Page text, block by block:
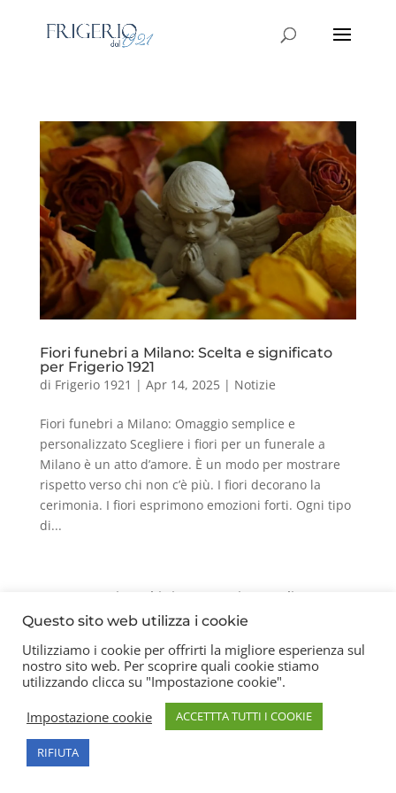
Fiori funebri a Milano: Scelta e significato
per Frigerio 1921
di Frigerio 1921 | Apr 14, 2025| Notizie
Fiori funebri a Milano: Omaggio semplice e
personalizzato Scegliere i fiori per un funerale a
Milano è un atto d’amore. È un modo per mostrare
rispetto verso chi non c’è più. I fiori decorano la
cerimonia. I fiori esprimono emozioni forti. Ogni tipo
di...
Contatti Chi siamo Privacy Policy
Copyright 2026 © Frigerio Renzo Snc P.IVA
08003270157
Questo sito web utilizza i cookie
Utilizziamo i cookie per offrirti la migliore esperienza sul
nostro sito web. Per scoprire quali cookie stiamo
utilizzando clicca su "Impostazione cookie".
Impostazione cookie
ACCETTTA TUTTI I COOKIE
RIFIUTA